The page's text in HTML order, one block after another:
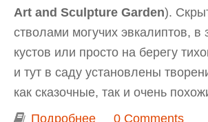
Art and Sculpture Garden).
стволами могучих эвкалиптов, в
кустов или просто на берегу
и тут в саду установлены
как сказочные, так и очень
Подробнее о Сад художника-
0 Comments